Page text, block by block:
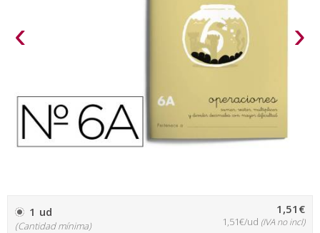
‹ ›
1 ud
(Cantidad mínima)
1,51€
1,51€/ud (IVA no incl)